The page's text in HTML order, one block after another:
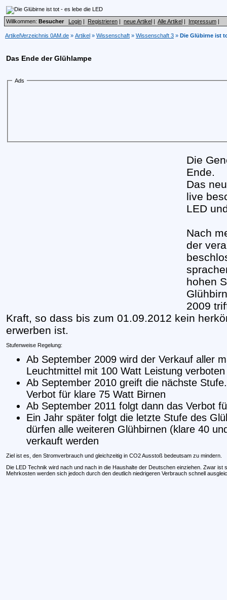
Willkommen: Besucher Login | Registrieren | neue Artikel | Alle Artikel | Impressum |
ArtikelVerzeichnis 0AM.de » Artikel » Wissenschaft » Wissenschaft 3 » Die Glübirne ist
Das Ende der Glühlampe
Ads
Die
Ende.
Das
live
LED
Nach
der
hohen
2009
Kraft, so dass bis zum 01.09.2012 kein
erwerben ist.
Stufenweise Regelung:
Ab September 2009 wird der Verkauf aller
Leuchtmittel mit 100 Watt Leistung verboten
Ab September 2010 greift die nächste
Verbot für klare 75 Watt Birnen
Ab September 2011 folgt dann das Verbot
Ein Jahr später folgt die letzte Stufe des
dürfen alle weiteren Glühbirnen (klare 40
verkauft werden
Ziel ist es, den Stromverbrauch und gleichzeitig in CO2 Ausstoß bedeutsam zu mindern.
Die LED Technik wird nach und nach in die Haushalte der Deutschen einziehen. Zwar
Mehrkosten werden sich jedoch durch den deutlich niedrigeren Verbrauch schnell